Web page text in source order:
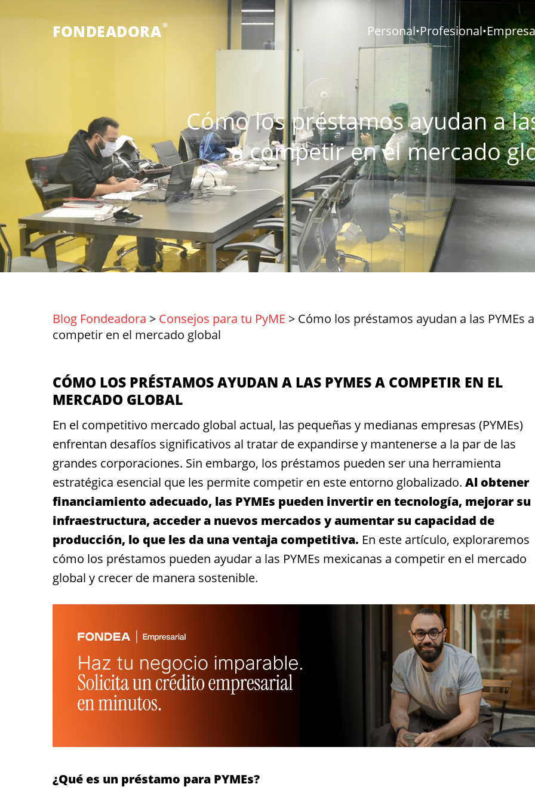
FONDEADORA® Personal•Profesional•
Cómo los préstamos ayudan a
a competir en el mercado
Blog Fondeadora > Consejos para tu PyME > Cómo los préstamos ayudan a las PYMEs a
competir en el mercado global
CÓMO LOS PRÉSTAMOS AYUDAN A LAS PYMES A COMPETIR EN EL
MERCADO GLOBAL
En el competitivo mercado global actual, las pequeñas y medianas empresas (PYMEs)
enfrentan desafíos significativos al tratar de expandirse y mantenerse a la par de las
grandes corporaciones. Sin embargo, los préstamos pueden ser una herramienta
estratégica esencial que les permite competir en este entorno globalizado. Al obtener
financiamiento adecuado, las PYMEs pueden invertir en tecnología, mejorar su
infraestructura, acceder a nuevos mercados y aumentar su capacidad de
producción, lo que les da una ventaja competitiva. En este artículo, exploraremos
cómo los préstamos pueden ayudar a las PYMEs mexicanas a competir en el mercado
global y crecer de manera sostenible.
¿Qué es un préstamo para PYMEs?